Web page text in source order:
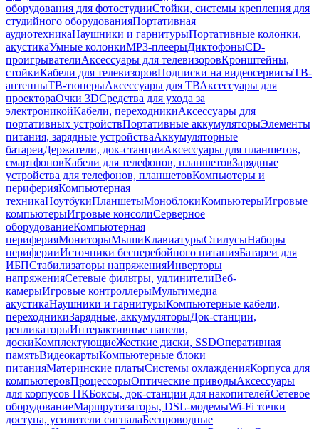
оборудования для фотостудииСтойки, системы крепления для
студийного оборудованияПортативная
аудиотехникаНаушники и гарнитурыПортативные колонки,
акустикаУмные колонкиMP3-плеерыДиктофоныCD-
проигрывателиАксессуары для телевизоровКронштейны,
стойкиКабели для телевизоровПодписки на видеосервисыТВ-
антенныТВ-тюнерыАксессуары для ТВАксессуары для
проектораОчки 3DСредства для ухода за
электроникойКабели, переходникиАксессуары для
портативных устройствПортативные аккумуляторыЭлементы
питания, зарядные устройстваАккумуляторные
батареиДержатели, док-станцииАксессуары для планшетов,
смартфоновКабели для телефонов, планшетовЗарядные
устройства для телефонов, планшетовКомпьютеры и
периферияКомпьютерная
техникаНоутбукиПланшетыМоноблокиКомпьютерыИгровые
компьютерыИгровые консолиСерверное
оборудованиеКомпьютерная
периферияМониторыМышиКлавиатурыСтилусыНаборы
периферииИсточники бесперебойного питанияБатареи для
ИБПСтабилизаторы напряженияИнверторы
напряженияСетевые фильтры, удлинителиВеб-
камерыИгровые контроллерыМультимедиа
акустикаНаушники и гарнитурыКомпьютерные кабели,
переходникиЗарядные, аккумуляторыДок-станции,
репликаторыИнтерактивные панели,
доскиКомплектующиеЖесткие диски, SSDОперативная
памятьВидеокартыКомпьютерные блоки
питанияМатеринские платыСистемы охлажденияКорпуса для
компьютеровПроцессорыОптические приводыАксессуары
для корпусов ПКБоксы, док-станции для накопителейСетевое
оборудованиеМаршрутизаторы, DSL-модемыWi-Fi точки
доступа, усилители сигналаБеспроводные